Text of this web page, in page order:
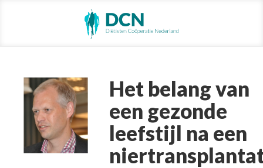
Het belang van
een gezonde
leefstijl na een